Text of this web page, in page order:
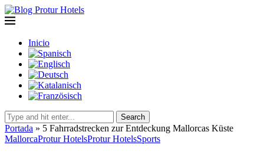
Inicio
Search
Portada » 5 Fahrradstrecken zur Entdeckung Mallorcas Küste
MallorcaProtur HotelsProtur HotelsSports